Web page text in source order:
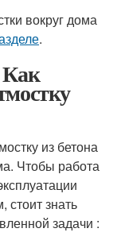
вокруг дома
.
Как
из бетона
Чтобы работа
знать
задачи :